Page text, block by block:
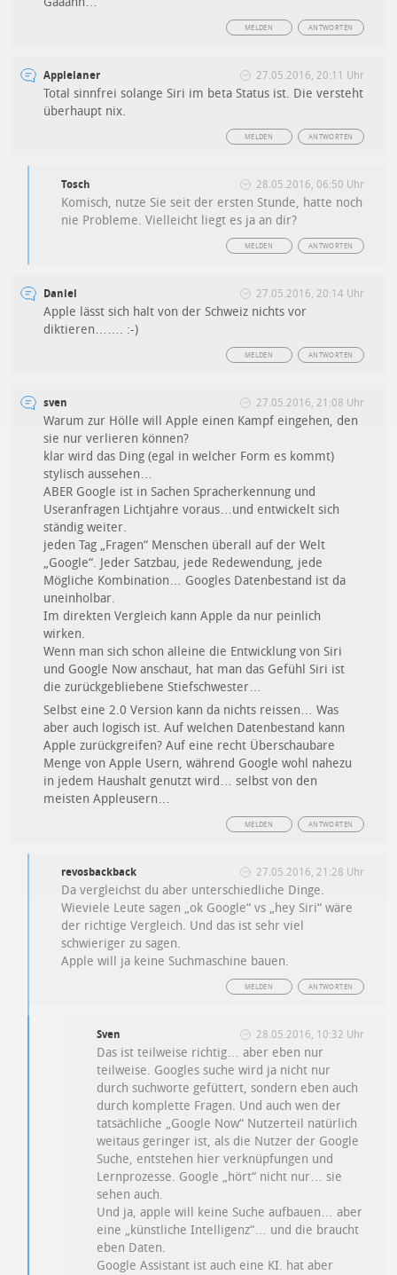
ANTWORTEN
MELDEN
Applelaner 27.05.2016, 20:11 Uhr
Total sinnfrei solange Siri im beta Status ist. Die versteht
überhaupt nix.
ANTWORTEN
MELDEN
Tosch 28.05.2016, 06:50 Uhr
Komisch, nutze Sie seit der ersten Stunde, hatte noch
nie Probleme. Vielleicht liegt es ja an dir?
ANTWORTEN
MELDEN
Daniel 27.05.2016, 20:14 Uhr
Apple lässt sich halt von der Schweiz nichts vor
diktieren……. :-)
ANTWORTEN
MELDEN
sven 27.05.2016, 21:08 Uhr
Warum zur Hölle will Apple einen Kampf eingehen, den
sie nur verlieren können?
klar wird das Ding (egal in welcher Form es kommt)
stylisch aussehen…
ABER Google ist in Sachen Spracherkennung und
Useranfragen Lichtjahre voraus…und entwickelt sich
ständig weiter.
jeden Tag „Fragen“ Menschen überall auf der Welt
„Google“. Jeder Satzbau, jede Redewendung, jede
Mögliche Kombination… Googles Datenbestand ist da
uneinholbar.
Im direkten Vergleich kann Apple da nur peinlich
wirken.
Wenn man sich schon alleine die Entwicklung von Siri
und Google Now anschaut, hat man das Gefühl Siri ist
die zurückgebliebene Stiefschwester…
Selbst eine 2.0 Version kann da nichts reissen… Was
aber auch logisch ist. Auf welchen Datenbestand kann
Apple zurückgreifen? Auf eine recht Überschaubare
Menge von Apple Usern, während Google wohl nahezu
in jedem Haushalt genutzt wird… selbst von den
meisten Appleusern…
ANTWORTEN
MELDEN
revosbackback 27.05.2016, 21:28 Uhr
Da vergleichst du aber unterschiedliche Dinge.
Wieviele Leute sagen „ok Google“ vs „hey Siri“ wäre
der richtige Vergleich. Und das ist sehr viel
schwieriger zu sagen.
Apple will ja keine Suchmaschine bauen.
ANTWORTEN
MELDEN
Sven 28.05.2016, 10:32 Uhr
Das ist teilweise richtig… aber eben nur
teilweise. Googles suche wird ja nicht nur
durch suchworte gefüttert, sondern eben auch
durch komplette Fragen. Und auch wen der
tatsächliche „Google Now“ Nutzerteil natürlich
weitaus geringer ist, als die Nutzer der Google
Suche, entstehen hier verknüpfungen und
Lernprozesse. Google „hört“ nicht nur… sie
sehen auch.
Und ja, apple will keine Suche aufbauen… aber
eine „künstliche Intelligenz“… und die braucht
eben Daten.
Google Assistant ist auch eine KI. hat aber